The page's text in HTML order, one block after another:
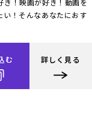
き！映画が好き！動画を
い！そんなあなたにおす
む 詳しく見る